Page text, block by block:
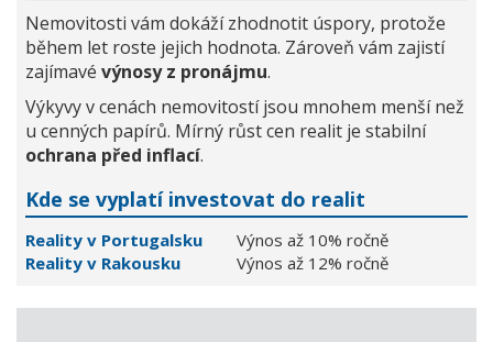
Nemovitosti vám dokáží zhodnotit úspory, protože
během let roste jejich hodnota. Zároveň vám zajistí
zajímavé výnosy z pronájmu.
Výkyvy v cenách nemovitostí jsou mnohem menší než
u cenných papírů. Mírný růst cen realit je stabilní
ochrana před inflací.
Kde se vyplatí investovat do realit
Reality v Portugalsku
Výnos až 10% ročně
Reality v Rakousku
Výnos až 12% ročně